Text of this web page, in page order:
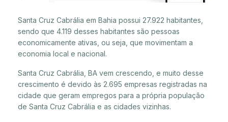
Santa Cruz Cabrália em Bahia possui 27.922 habitantes,
sendo que 4.119 desses habitantes são pessoas
economicamente ativas, ou seja, que movimentam a
economia local e nacional.
Santa Cruz Cabrália, BA vem crescendo, e muito desse
crescimento é devido às 2.695 empresas registradas na
cidade que geram empregos para a própria população
de Santa Cruz Cabrália e as cidades vizinhas.